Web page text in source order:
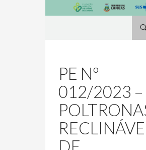
CONTEÚDO
PE Nº
012/2023 –
DE